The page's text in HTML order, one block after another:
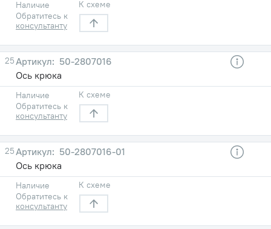
Наличие
Обратитесь к
консультанту
К схеме
25
50-2807016
Ось крюка
Наличие
Обратитесь к
консультанту
К схеме
25
50-2807016-01
Ось крюка
Наличие
Обратитесь к
консультанту
К схеме